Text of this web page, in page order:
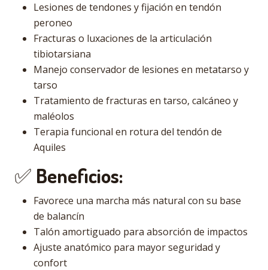
Lesiones de tendones y fijación en tendón
peroneo
Fracturas o luxaciones de la articulación
tibiotarsiana
Manejo conservador de lesiones en metatarso y
tarso
Tratamiento de fracturas en tarso, calcáneo y
maléolos
Terapia funcional en rotura del tendón de
Aquiles
✅ Beneficios:
Favorece una marcha más natural con su base
de balancín
Talón amortiguado para absorción de impactos
Ajuste anatómico para mayor seguridad y
confort